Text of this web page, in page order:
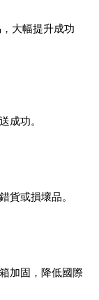
大幅提升成功
成功。
貨或損壞品。
加固，降低國際